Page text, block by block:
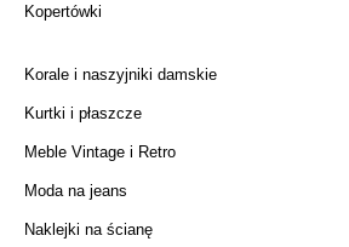
Kopertówki
Korale i naszyjniki damskie
Kurtki i płaszcze
Meble Vintage i Retro
Moda na jeans
Naklejki na ścianę